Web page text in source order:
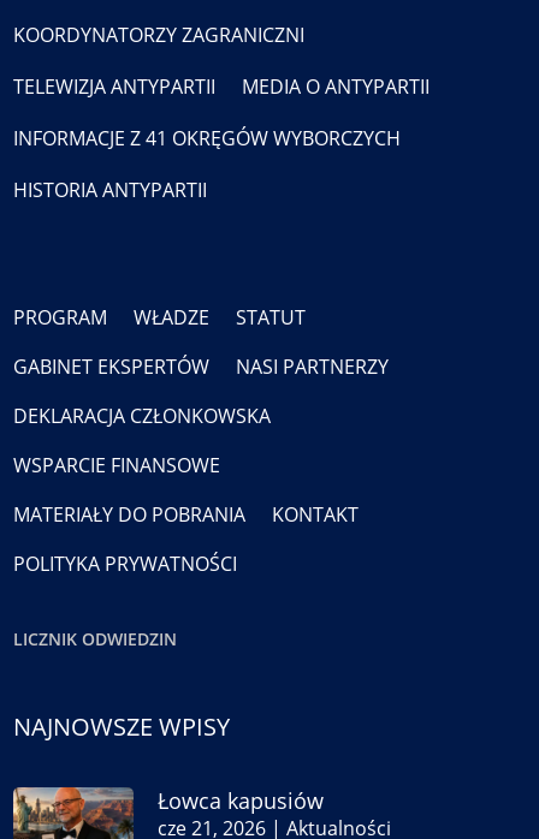
KOORDYNATORZY ZAGRANICZNI
TELEWIZJA ANTYPARTII
MEDIA O ANTYPARTII
INFORMACJE Z 41 OKRĘGÓW WYBORCZYCH
HISTORIA ANTYPARTII
PROGRAM WŁADZE
STATUT
GABINET EKSPERTÓW
NASI PARTNERZY
DEKLARACJA CZŁONKOWSKA
WSPARCIE FINANSOWE
MATERIAŁY DO POBRANIA
KONTAKT
POLITYKA PRYWATNOŚCI
LICZNIK ODWIEDZIN
NAJNOWSZE WPISY
Łowca kapusiów
cze 21, 2026 |Aktualności